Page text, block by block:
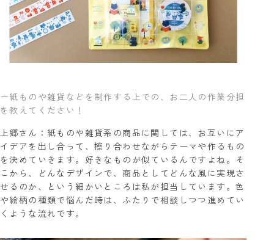
ー紙ものや雑貨などを制作する上での、お二人の作業分担
を教えてください！
上郷さん：紙ものや雑貨系の商品に関しては、お互いにア
イデアを出し合って、擦り合わせながらテーマや作るもの
を決めていきます。好きなものが似ているんですよね。そ
こから、どんなデザインで、商品としてどんな風に実現さ
せるのか、という細かいところは私が担当しています。色
や絵柄の種類で悩んだ時は、ふたりで相談しつつ進めてい
くような流れです。